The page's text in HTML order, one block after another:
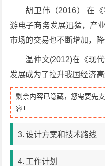
胡卫伟（2016） 在
游电子商务发展迅猛，产
市场的交易也不断增加，
温仲文(2012)在《现
发展成为了拉升我国经济
剩余内容已隐藏，您需要先
容！
3. 设计方案和技术路线
4. 工作计划